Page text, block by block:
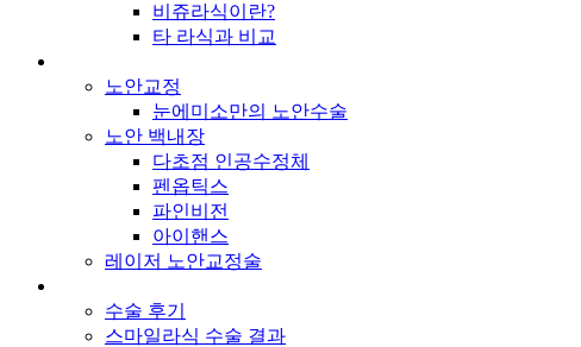
비쥬라식이란?
타 라식과 비교
노안교정
눈에미소만의 노안수술
노안 백내장
다초점 인공수정체
펜옵틱스
파인비전
아이핸스
레이저 노안교정술
수술 후기
스마일라식 수술 결과